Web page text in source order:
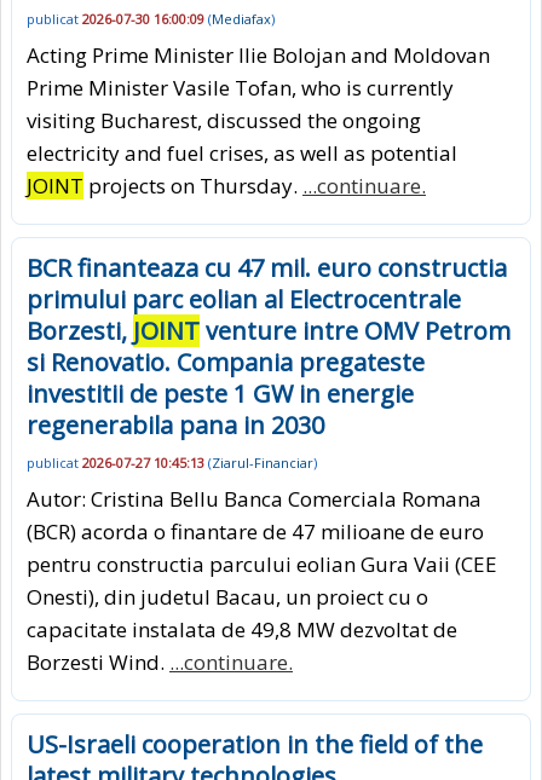
publicat 2026-07-30 16:00:09 (Mediafax)
Acting Prime Minister Ilie Bolojan and Moldovan
Prime Minister Vasile Tofan, who is currently
visiting Bucharest, discussed the ongoing
electricity and fuel crises, as well as potential
JOINT projects on Thursday. ...continuare.
BCR finanteaza cu 47 mil. euro constructia
primului parc eolian al Electrocentrale
Borzesti, JOINTventure intre OMV Petrom
si Renovatio. Compania pregateste
investitii de peste 1 GW in energie
regenerabila pana in 2030
publicat 2026-07-27 10:45:13 (Ziarul-Financiar)
Autor: Cristina Bellu Banca Comerciala Romana
(BCR) acorda o finantare de 47 milioane de euro
pentru constructia parcului eolian Gura Vaii (CEE
Onesti), din judetul Bacau, un proiect cu o
capacitate instalata de 49,8 MW dezvoltat de
Borzesti Wind. ...continuare.
US-Israeli cooperation in the field of the